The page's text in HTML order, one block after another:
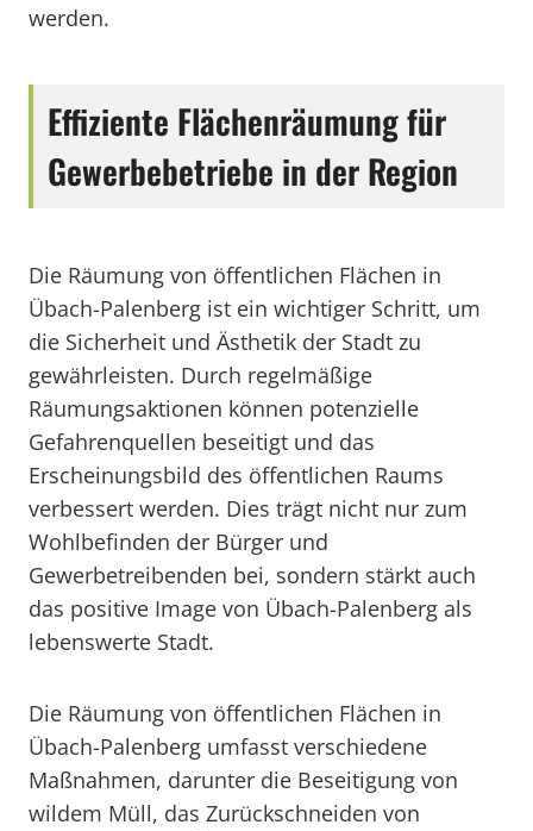
werden.
Effiziente Flächenräumung für
Gewerbebetriebe in der Region
Die Räumung von öffentlichen Flächen in
Übach-Palenberg ist ein wichtiger Schritt, um
die Sicherheit und Ästhetik der Stadt zu
gewährleisten. Durch regelmäßige
Räumungsaktionen können potenzielle
Gefahrenquellen beseitigt und das
Erscheinungsbild des öffentlichen Raums
verbessert werden. Dies trägt nicht nur zum
Wohlbefinden der Bürger und
Gewerbetreibenden bei, sondern stärkt auch
das positive Image von Übach-Palenberg als
lebenswerte Stadt.
Die Räumung von öffentlichen Flächen in
Übach-Palenberg umfasst verschiedene
Maßnahmen, darunter die Beseitigung von
wildem Müll, das Zurückschneiden von